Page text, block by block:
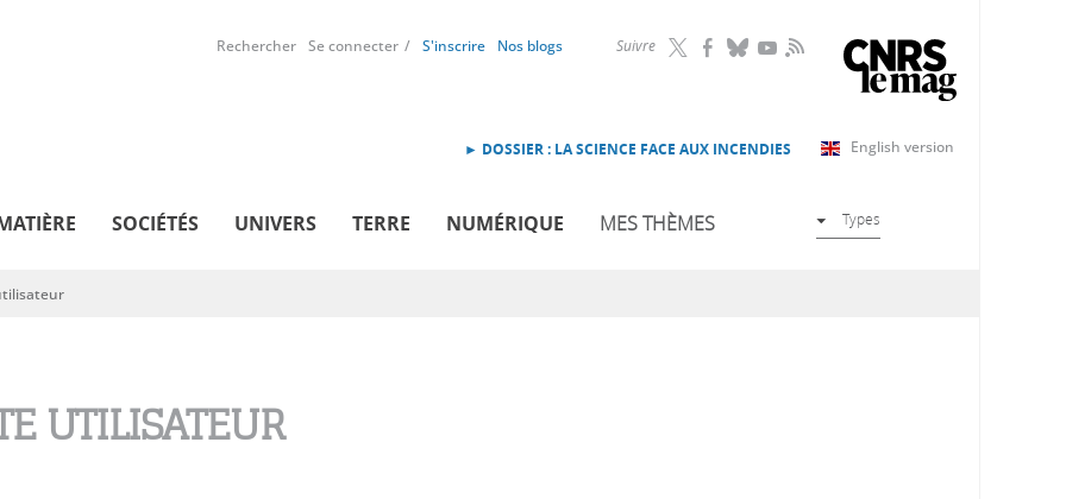
Suivre RSS
Rechercher Se connecter S'inscrire Nos blogs
English version
► DOSSIER : LA SCIENCE FACE AUX INCENDIES
SOCIÉTÉS UNIVERS TERRE NUMÉRIQUE MES THÈMES Types
UTILISATEUR